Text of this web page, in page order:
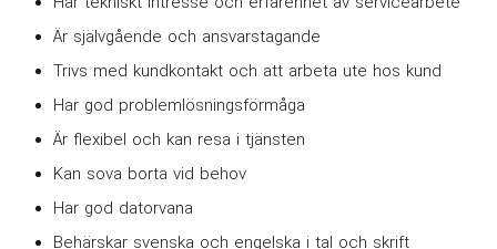
Är självgående och ansvarstagande
Trivs med kundkontakt och att arbeta ute hos kund
Har god problemlösningsförmåga
Är flexibel och kan resa i tjänsten
Kan sova borta vid behov
Har god datorvana
Behärskar svenska och engelska i tal och skrift